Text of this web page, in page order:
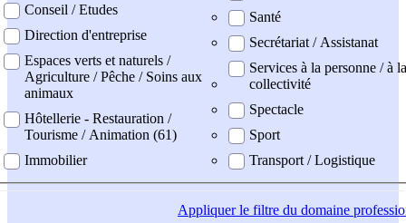
Conseil / Etudes
Direction d'entreprise
Espaces verts et naturels /
Agriculture / Pêche / Soins aux
animaux
Hôtellerie - Restauration /
Tourisme / Animation (61)
Immobilier
Santé
Secrétariat / Assistanat
Services à la personne / à la
collectivité
Spectacle
Sport
Transport / Logistique
Appliquerle filtre du domaine